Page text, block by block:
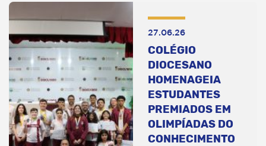
27.06.26
COLÉGIO
DIOCESANO
HOMENAGEIA
ESTUDANTES
PREMIADOS EM
OLIMPÍADAS DO
CONHECIMENTO